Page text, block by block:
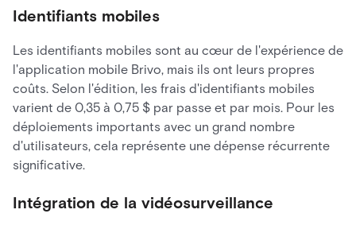
Identifiants mobiles
Les identifiants mobiles sont au cœur de l'expérience de
l'application mobile Brivo, mais ils ont leurs propres
coûts. Selon l'édition, les frais d'identifiants mobiles
varient de 0,35 à 0,75 $ par passe et par mois. Pour les
déploiements importants avec un grand nombre
d'utilisateurs, cela représente une dépense récurrente
significative.
Intégration de la vidéosurveillance